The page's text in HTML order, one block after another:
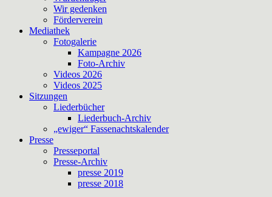
Wir gedenken
Förderverein
Mediathek
Fotogalerie
Kampagne 2026
Foto-Archiv
Videos 2026
Videos 2025
Sitzungen
Liederbücher
Liederbuch-Archiv
„ewiger“ Fassenachtskalender
Presse
Presseportal
Presse-Archiv
presse 2019
presse 2018